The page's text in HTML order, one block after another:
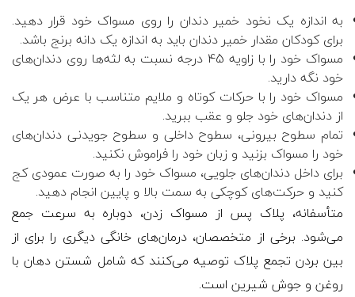
به اندازه یک نخود خمیر دندان را روی مسواک خود قرار دهید.
برای کودکان مقدار خمیر دندان باید به اندازه یک دانه برنج باشد.
مسواک خود را با زاویه 45 درجه نسبت به لثه‌ها روی دندان‌های
خود نگه دارید.
مسواک خود را با حرکات کوتاه و ملایم متناسب با عرض هر یک
از دندان‌های خود جلو و عقب ببرید.
تمام سطوح بیرونی، سطوح داخلی و سطوح جویدنی دندان‌های
خود را مسواک بزنید و زبان خود را فراموش نکنید.
برای داخل دندان‌های جلویی، مسواک خود را به صورت عمودی کج
کنید و حرکت‌های کوچکی به سمت بالا و پایین انجام دهید.
متأسفانه، پلاک پس از مسواک زدن، دوباره به سرعت جمع
می‌شود. برخی از متخصصان، درمان‌های خانگی دیگری را برای از
بین بردن تجمع پلاک توصیه می‌کنند که شامل شستن دهان با
روغن و جوش شیرین است.